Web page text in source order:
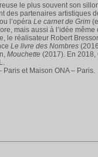
le plus souvent son
des partenaires artistiques
l’opéra Le carnet de Grim
mais aussi à l’idée
le réalisateur Robert
Le livre des Nombres
Mouchette (2017). En 2018,
et Maison ONA – Paris.